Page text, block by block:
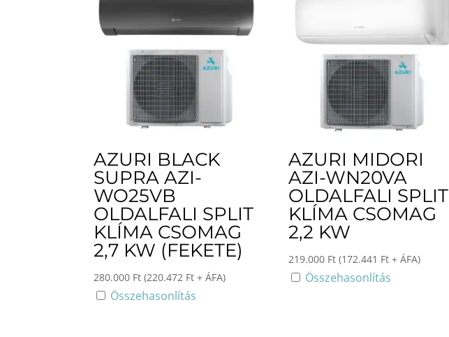
AZURI BLACK
SUPRA AZI-
WO25VB
OLDALFALI SPLIT
KLÍMA CSOMAG
2,7 KW (FEKETE)
280.000 Ft (220.472 Ft + ÁFA)
Összehasonlítás
AZURI MIDORI
AZI-WN20VA
OLDALFALI SPLIT
KLÍMA CSOMAG
2,2 KW
219.000 Ft (172.441 Ft + ÁFA)
Összehasonlítás